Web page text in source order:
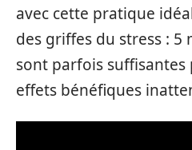
avec cette pratique
des griffes du stress :
sont parfois
effets bénéfiques